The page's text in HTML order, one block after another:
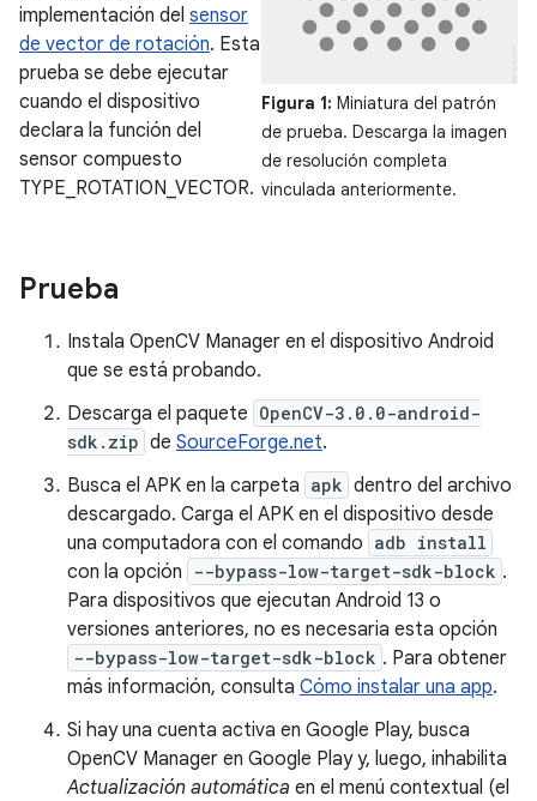
Figura 1: Miniatura del patrón
de prueba. Descarga la imagen
de resolución completa
vinculada anteriormente.
implementación del sensor
de vector de rotación. Esta
prueba se debe ejecutar
cuando el dispositivo
declara la función del
sensor compuesto
TYPE_ROTATION_VECTOR.
Prueba
Instala OpenCV Manager en el dispositivo Android
que se está probando.
Descarga el paquete OpenCV-3.0.0-android-
sdk.zip de SourceForge.net.
Busca el APK en la carpeta apk dentro del archivo
descargado. Carga el APK en el dispositivo desde
una computadora con el comando adb install
con la opción --bypass-low-target-sdk-block .
Para dispositivos que ejecutan Android 13 o
versiones anteriores, no es necesaria esta opción
--bypass-low-target-sdk-block . Para obtener
más información, consulta Cómo instalar una app.
Si hay una cuenta activa en Google Play, busca
OpenCV Manager en Google Play y, luego, inhabilita
Actualización automática en el menú contextual (el